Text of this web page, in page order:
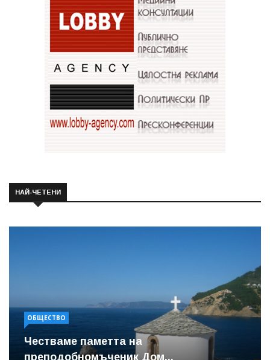
НАЙ-ЧЕТЕНИ
ОБЩЕСТВО
Честваме паметта на
преподобномъченик Дом...